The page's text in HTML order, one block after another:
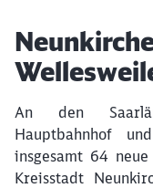
Artikel:
An den
Hauptbahnhof
insgesamt 64
Kreisstadt